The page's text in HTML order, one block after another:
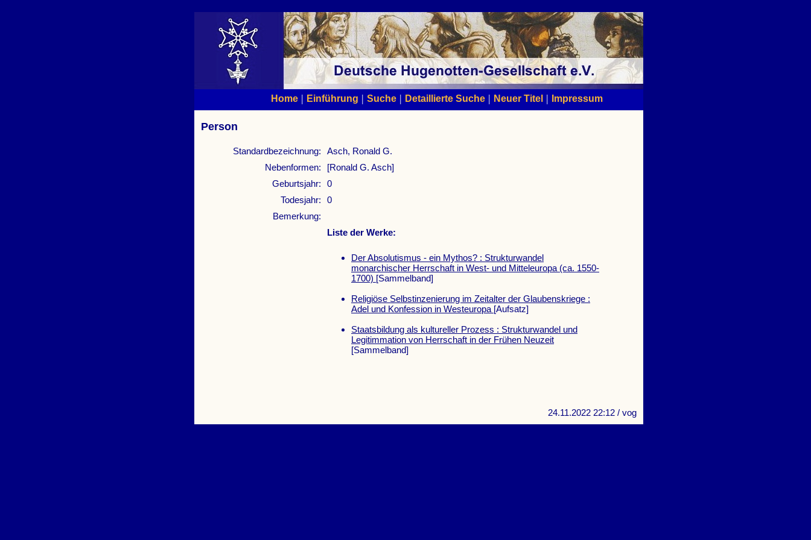
Home | Einführung | Suche | Detaillierte Suche | Neuer Titel | Impressum
Person
Standardbezeichnung:
Asch, Ronald G.
Nebenformen:
[Ronald G. Asch]
Geburtsjahr:
0
Todesjahr:
0
Bemerkung:
Liste der Werke:
Der Absolutismus - ein Mythos? : Strukturwandel
monarchischer Herrschaft in West- und Mitteleuropa (ca. 1550-
1700) [Sammelband]
Religiöse Selbstinzenierung im Zeitalter der Glaubenskriege :
Adel und Konfession in Westeuropa [Aufsatz]
Staatsbildung als kultureller Prozess : Strukturwandel und
Legitimmation von Herrschaft in der Frühen Neuzeit
[Sammelband]
24.11.2022 22:12 / vog